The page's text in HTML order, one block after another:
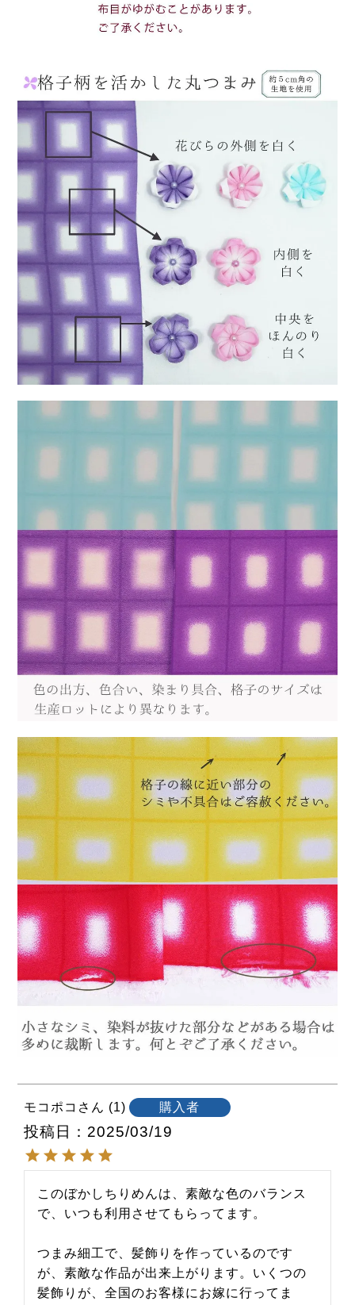
モコポコ 1 購入者
投稿日 2025/03/19
このぼかしちりめんは、素敵な色のバランス
で、いつも利用させてもらってます。
つまみ細工で、髪飾りを作っているのです
が、素敵な作品が出来上がります。いくつの
髪飾りが、全国のお客様にお嫁に行ってま